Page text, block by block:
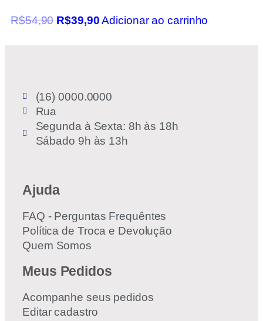
R$54,90 R$39,90 Adicionar ao carrinho
(16) 0000.0000
Rua
Segunda à Sexta: 8h às 18h
Sábado 9h às 13h
Ajuda
FAQ - Perguntas Frequêntes
Política de Troca e Devolução
Quem Somos
Meus Pedidos
Acompanhe seus pedidos
Editar cadastro